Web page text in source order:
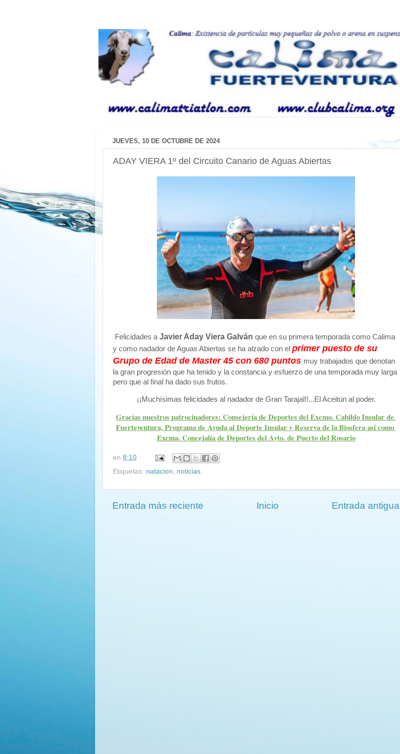
JUEVES, 10 DE OCTUBRE DE 2024
ADAY VIERA 1º del Circuito Canario de Aguas Abiertas
Felicidades a Javier Aday Viera Galván que en su primera temporada como Calima
y como nadador de Aguas Abiertas se ha alzado con el primer puesto de su
Grupo de Edad de Master 45 con 680 puntos muy trabajados que denotan
la gran progresión que ha tenido y la constancia y esfuerzo de una temporada muy larga
pero que al final ha dado sus frutos.
¡¡Muchísimas felicidades al nadador de Gran Tarajal!!...El Aceitún al poder.
Gracias nuestros patrocinadores: Consejería de Deportes del Excmo. Cabildo Insular de
Fuerteventura, Programa de Ayuda al Deporte Insular y Reserva de la Biosfera así como
Excma. Concejalía de Deportes del Ayto. de Puerto del Rosario
en 8:10
Etiquetas: natacion, noticias
Entrada más reciente Entrada antigua
Inicio